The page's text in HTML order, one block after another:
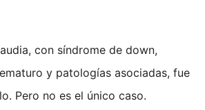
con síndrome de down,
y patologías asociadas, fue
Pero no es el único caso.